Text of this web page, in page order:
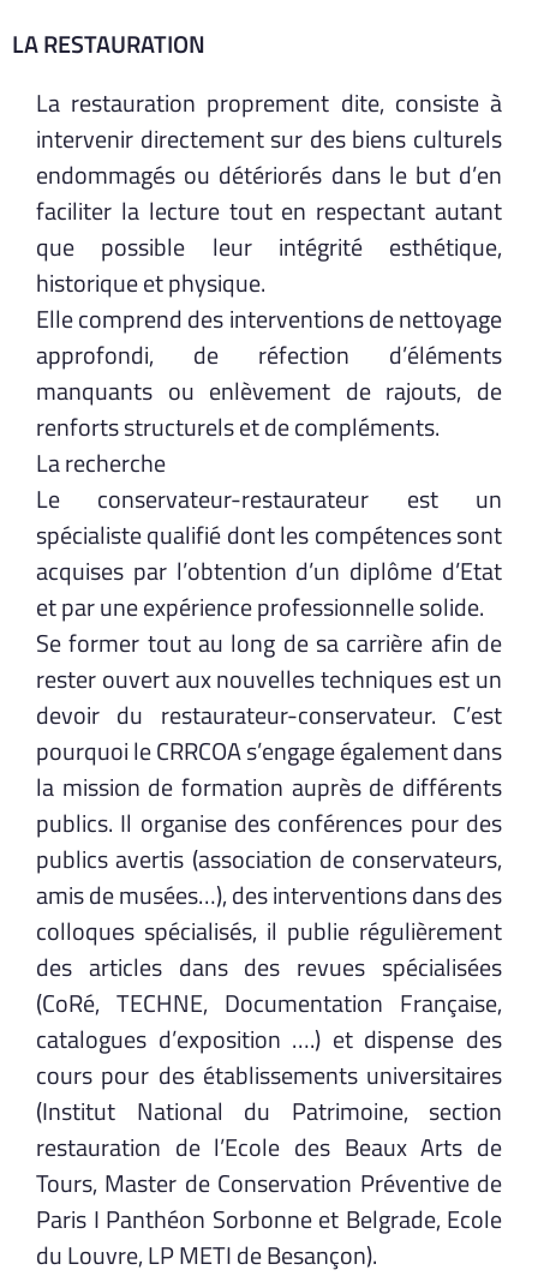
LA RESTAURATION
La restauration proprement dite, consiste à
intervenir directement sur des biens culturels
endommagés ou détériorés dans le but d’en
faciliter la lecture tout en respectant autant
que possible leur intégrité esthétique,
historique et physique.
Elle comprend des interventions de nettoyage
approfondi, de réfection d’éléments
manquants ou enlèvement de rajouts, de
renforts structurels et de compléments.
La recherche
Le conservateur-restaurateur est un
spécialiste qualifié dont les compétences sont
acquises par l’obtention d’un diplôme d’Etat
et par une expérience professionnelle solide.
Se former tout au long de sa carrière afin de
rester ouvert aux nouvelles techniques est un
devoir du restaurateur-conservateur. C’est
pourquoi le CRRCOA s’engage également dans
la mission de formation auprès de différents
publics. Il organise des conférences pour des
publics avertis (association de conservateurs,
amis de musées…), des interventions dans des
colloques spécialisés, il publie régulièrement
des articles dans des revues spécialisées
(CoRé, TECHNE, Documentation Française,
catalogues d’exposition ….) et dispense des
cours pour des établissements universitaires
(Institut National du Patrimoine, section
restauration de l’Ecole des Beaux Arts de
Tours, Master de Conservation Préventive de
Paris I Panthéon Sorbonne et Belgrade, Ecole
du Louvre, LP METI de Besançon).